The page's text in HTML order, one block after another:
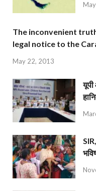
The inconvenient
legal notice to the
May 22, 2013
यूपी